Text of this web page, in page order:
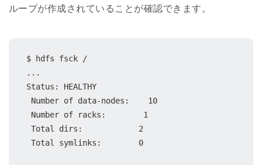
ループが作成されていることが確認できます。
$ hdfs fsck /
...
Status: HEALTHY
Number of data-nodes:    10
Number of racks:        1
Total dirs:            2
Total symlinks:        0